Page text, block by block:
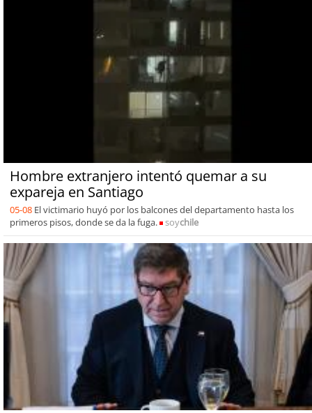
Hombre extranjero intentó quemar a su
expareja en Santiago
05-08 El victimario huyó por los balcones del departamento hasta los
primeros pisos, donde se da la fuga.
soychile